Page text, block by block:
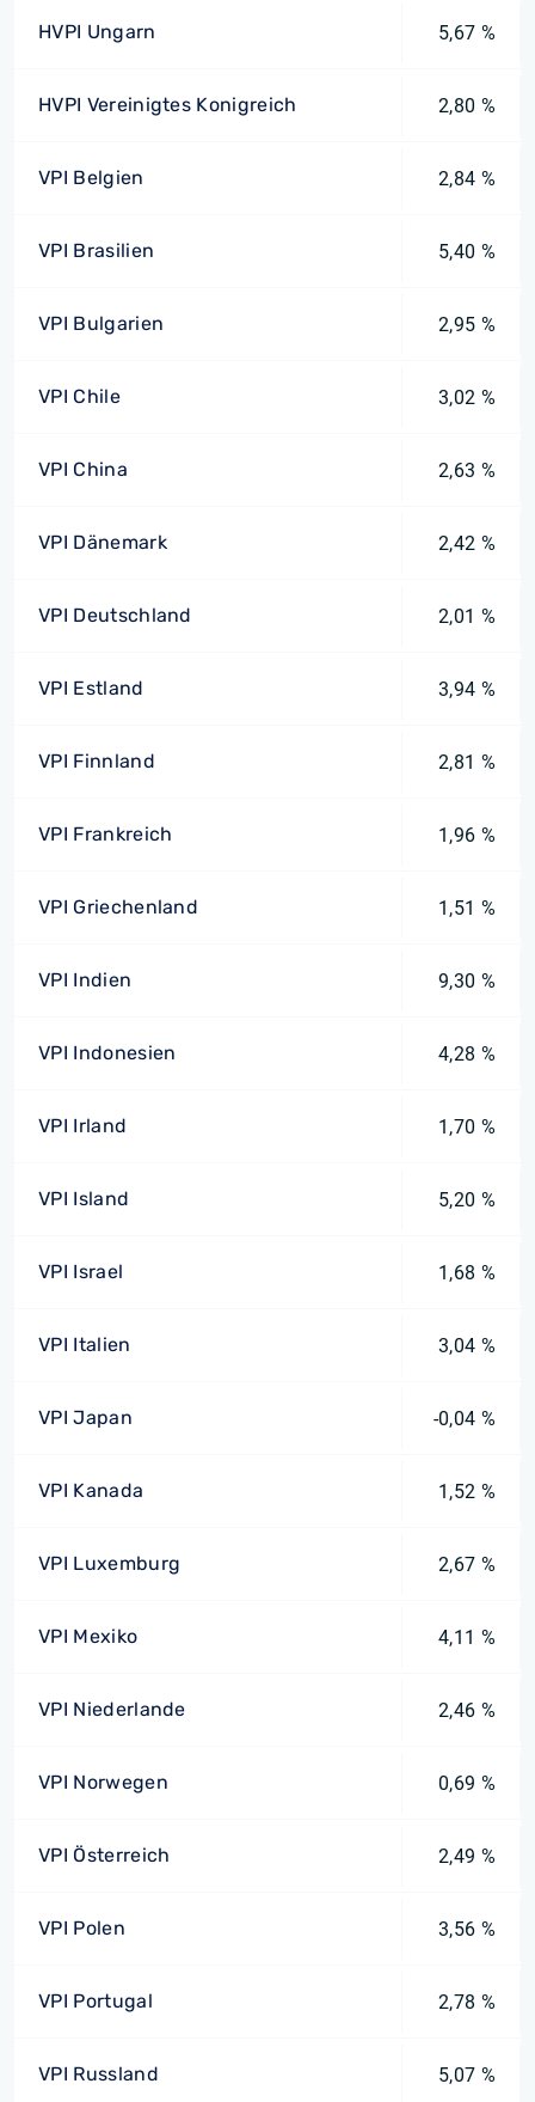
HVPI Ungarn 5,67 %
HVPI Vereinigtes Konigreich 2,80 %
VPI Belgien 2,84 %
VPI Brasilien 5,40 %
VPI Bulgarien 2,95 %
VPI Chile 3,02 %
VPI China 2,63 %
VPI Dänemark 2,42 %
VPI Deutschland 2,01 %
VPI Estland 3,94 %
VPI Finnland 2,81 %
VPI Frankreich 1,96 %
VPI Griechenland 1,51 %
VPI Indien 9,30 %
VPI Indonesien 4,28 %
VPI Irland 1,70 %
VPI Island 5,20 %
VPI Israel 1,68 %
VPI Italien 3,04 %
VPI Japan -0,04 %
VPI Kanada 1,52 %
VPI Luxemburg 2,67 %
VPI Mexiko 4,11 %
VPI Niederlande 2,46 %
VPI Norwegen 0,69 %
VPI Österreich 2,49 %
VPI Polen 3,56 %
VPI Portugal 2,78 %
VPI Russland 5,07 %